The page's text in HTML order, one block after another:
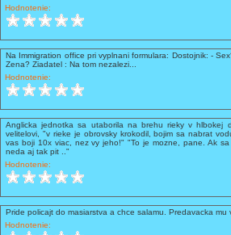
Hodnotenie:
Na Immigration office pri vyplnani formulara: Dostojnik: -
Zena? Ziadatel : Na tom nezalezi...
Hodnotenie:
Anglicka jednotka sa utaborila na brehu rieky v hlbokej
velitelovi, "v rieke je obrovsky krokodil, bojim sa nabrat
vas boji 10x viac, nez vy jeho!" "To je mozne, pane. Ak
neda aj tak pit .."
Hodnotenie:
Pride policajt do masiarstva a chce salamu. Predavacka
Hodnotenie: